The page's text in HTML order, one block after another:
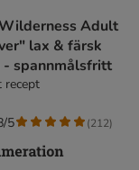
Adult
lax & färsk
- spannmålsfritt
recept
5 (212)